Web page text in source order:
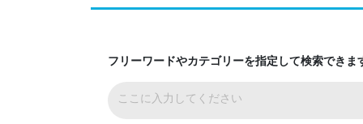
フリーワードやカテゴリーを指定して検索できま